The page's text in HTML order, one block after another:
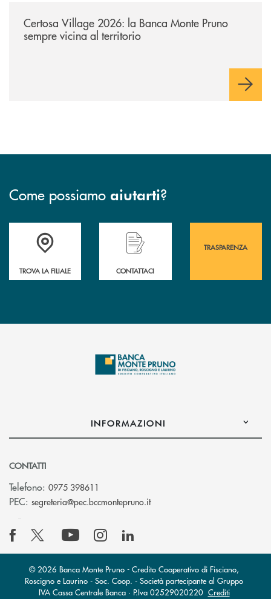
Certosa Village 2026: la Banca Monte Pruno
sempre vicina al territorio
Come possiamo aiutarti?
Accedi all' elenco completo&nbsp; delle&nbsp; filiali&nbsp; di Banca
TROVA LA FILIALE
Hai bisogno di assistenza immediata?
CONTATTACI
TRASPARENZA
INFORMAZIONI
CONTATTI
Telefono: 0975 398611
PEC: segreteria@pec.bccmontepruno.it(si apre l’app di posta
© 2026 Banca Monte Pruno - Credito Cooperativo di Fisciano,
Roscigno e Laurino - Soc. Coop. - Società partecipante al Gruppo
IVA Cassa Centrale Banca · P.Iva 02529020220 Crediti